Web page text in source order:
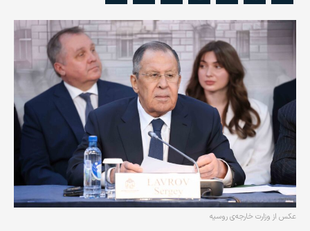
عکس از وزارت خارجه‌ی روسیه